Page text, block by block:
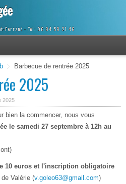
Ferrand
Barbecue de rentrée 2025
2025
2025
bien la commencer, nous vous
le samedi 27 septembre à 12h au
10 euros et l'inscription obligatoire
Valérie (v.goleo63@gmail.com)